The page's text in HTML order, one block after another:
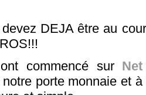
DEJA être au
commencé sur
notre porte monnaie et